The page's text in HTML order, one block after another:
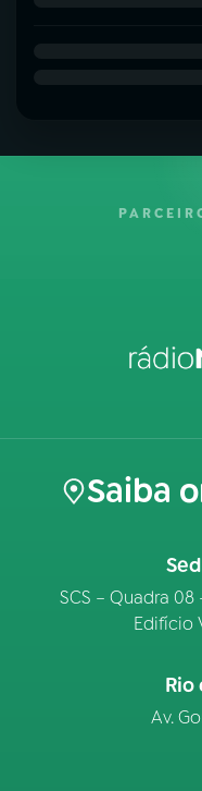
Saiba
SCS – Quadra
Edifício
Rio
Av.